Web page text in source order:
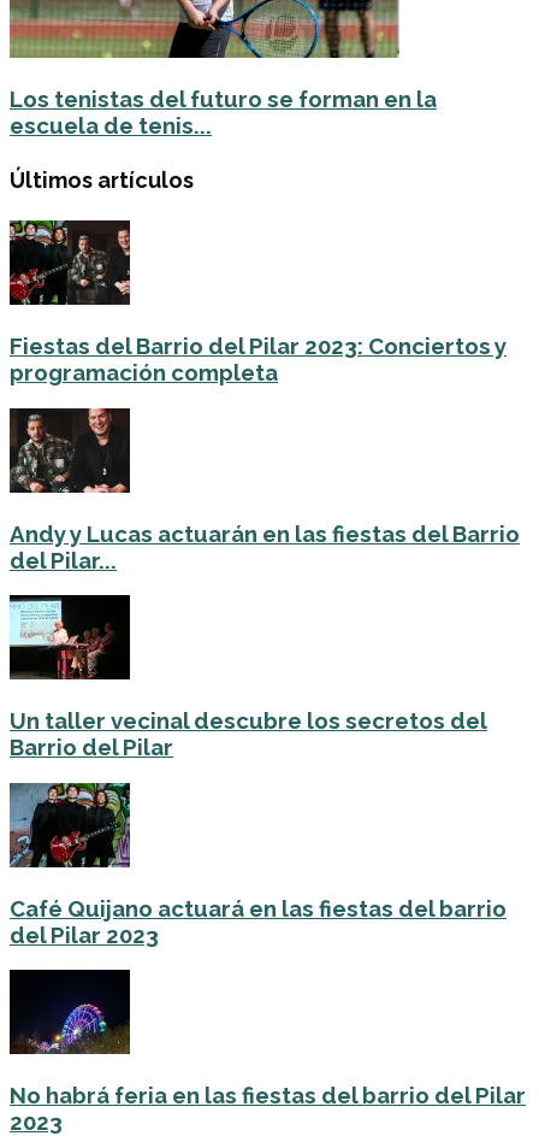
Los tenistas del futuro se forman en la
escuela de tenis...
Últimos artículos
Fiestas del Barrio del Pilar 2023: Conciertos y
programación completa
Andy y Lucas actuarán en las fiestas del Barrio
del Pilar...
Un taller vecinal descubre los secretos del
Barrio del Pilar
Café Quijano actuará en las fiestas del barrio
del Pilar 2023
No habrá feria en las fiestas del barrio del Pilar
2023